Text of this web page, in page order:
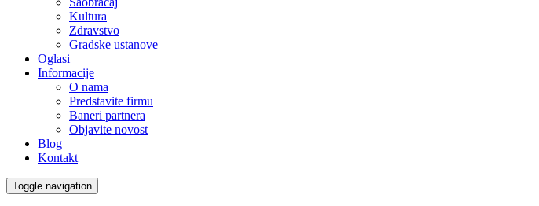
Kultura
Zdravstvo
Gradske ustanove
Oglasi
Informacije
O nama
Predstavite firmu
Baneri partnera
Objavite novost
Blog
Kontakt
Toggle navigation